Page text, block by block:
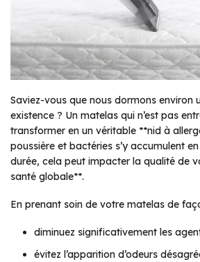
Saviez-vous que nous dormons environ
existence ? Un matelas qui n’est pas
transformer en un véritable **nid à
poussière et bactéries s’y accumulent
durée, cela peut impacter la qualité de
santé globale**.
En prenant soin de votre matelas de
diminuez significativement les
évitez l’apparition d’odeurs